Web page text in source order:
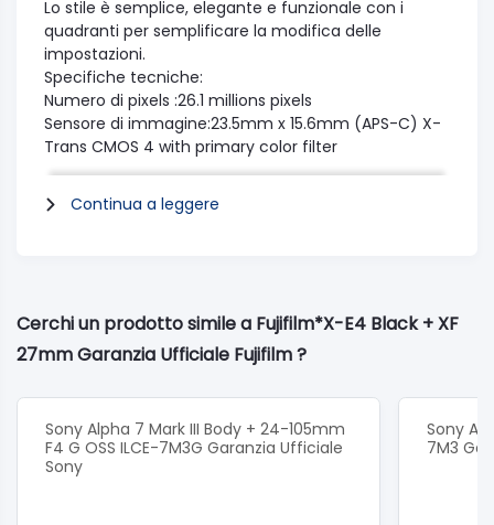
Lo stile è semplice, elegante e funzionale con i
quadranti per semplificare la modifica delle
impostazioni.
Specifiche tecniche:
Numero di pixels :26.1 millions pixels
Sensore di immagine:23.5mm x 15.6mm (APS-C) X-
Trans CMOS 4 with primary color filter
Sistema di pulizia sensore:Ultra Sonic Vibration
Slot card:SD Card (~2GB) / SDHC Card (~32GB) /
SDXC Card (~2TB)UHS-I *1
MP4 (MPEG-4 AVC/H.264, Audio: AAC)
Attacco lenti: FUJIFILM X mount
millions dots touch screen color LCD
monitor(approx. 100% coverage)
Copertura mirino approx: 100%
Autoscatto :10sec. / 2sec.
Continua a leggere
Cerchi un prodotto simile a Fujifilm*X-E4 Black + XF
27mm Garanzia Ufficiale Fujifilm ?
Sony Alpha 7 Mark III Body + 24-105mm
F4 G OSS ILCE-7M3G Garanzia Ufficiale
Sony
Sony
7M3